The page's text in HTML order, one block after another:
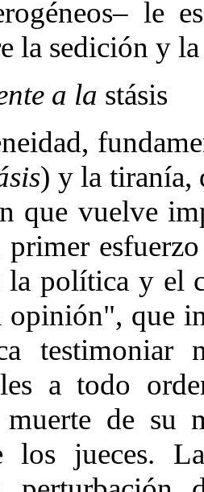
le
la sedición y
a la stásis
) y la tiranía,
que vuelve
primer
la política y el
que
a todo
de su
los jueces.